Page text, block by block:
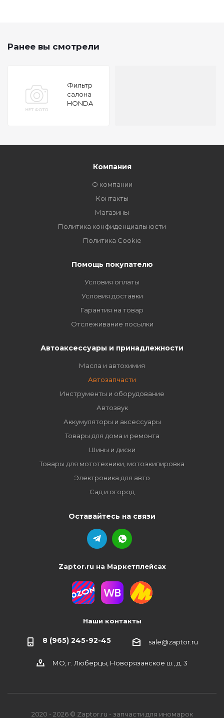
Ранее вы смотрели
Фильтр
салона
HONDA
01 04-03Компания
О компании
Контакты
Магазины
Политика конфиденциальности
Политика Cookie
Помощь покупателю
Условия оплаты
Условия доставки
Гарантия на товар
Отслеживание посылки
Автоаксессуары и принадлежности
Масла и автохимия
Автозапчасти
Инструменты и оборудование
Автозвук
Аккумуляторы и аксессуары
Товары для дома и ремонта
Шины и диски
Товары для мототехники, мотоэкипировка
Электроника для авто
Сад и огород
Оставайтесь на связи
Zaptor.ru на Маркетплейсах
Наши контакты
8 (965) 245-92-45 sale@zaptor.ru
МО, г. Люберцы, Новорязанское ш., д. 3
2020 - 2026 © Zaptor.ru - запчасти для иномарок